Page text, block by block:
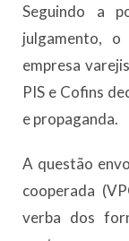
Seguindo a
julgamento,
empresa
PIS e Cofins
e propaganda.
A questão
cooperada
verba dos